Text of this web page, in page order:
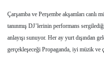
Çarşamba ve Perşembe akşamları canlı
tanınmış DJ’lerinin performans
anlayışı sunuyor. Her ay yurt dışından
gerçekleşeceği Propaganda, iyi müzik ve